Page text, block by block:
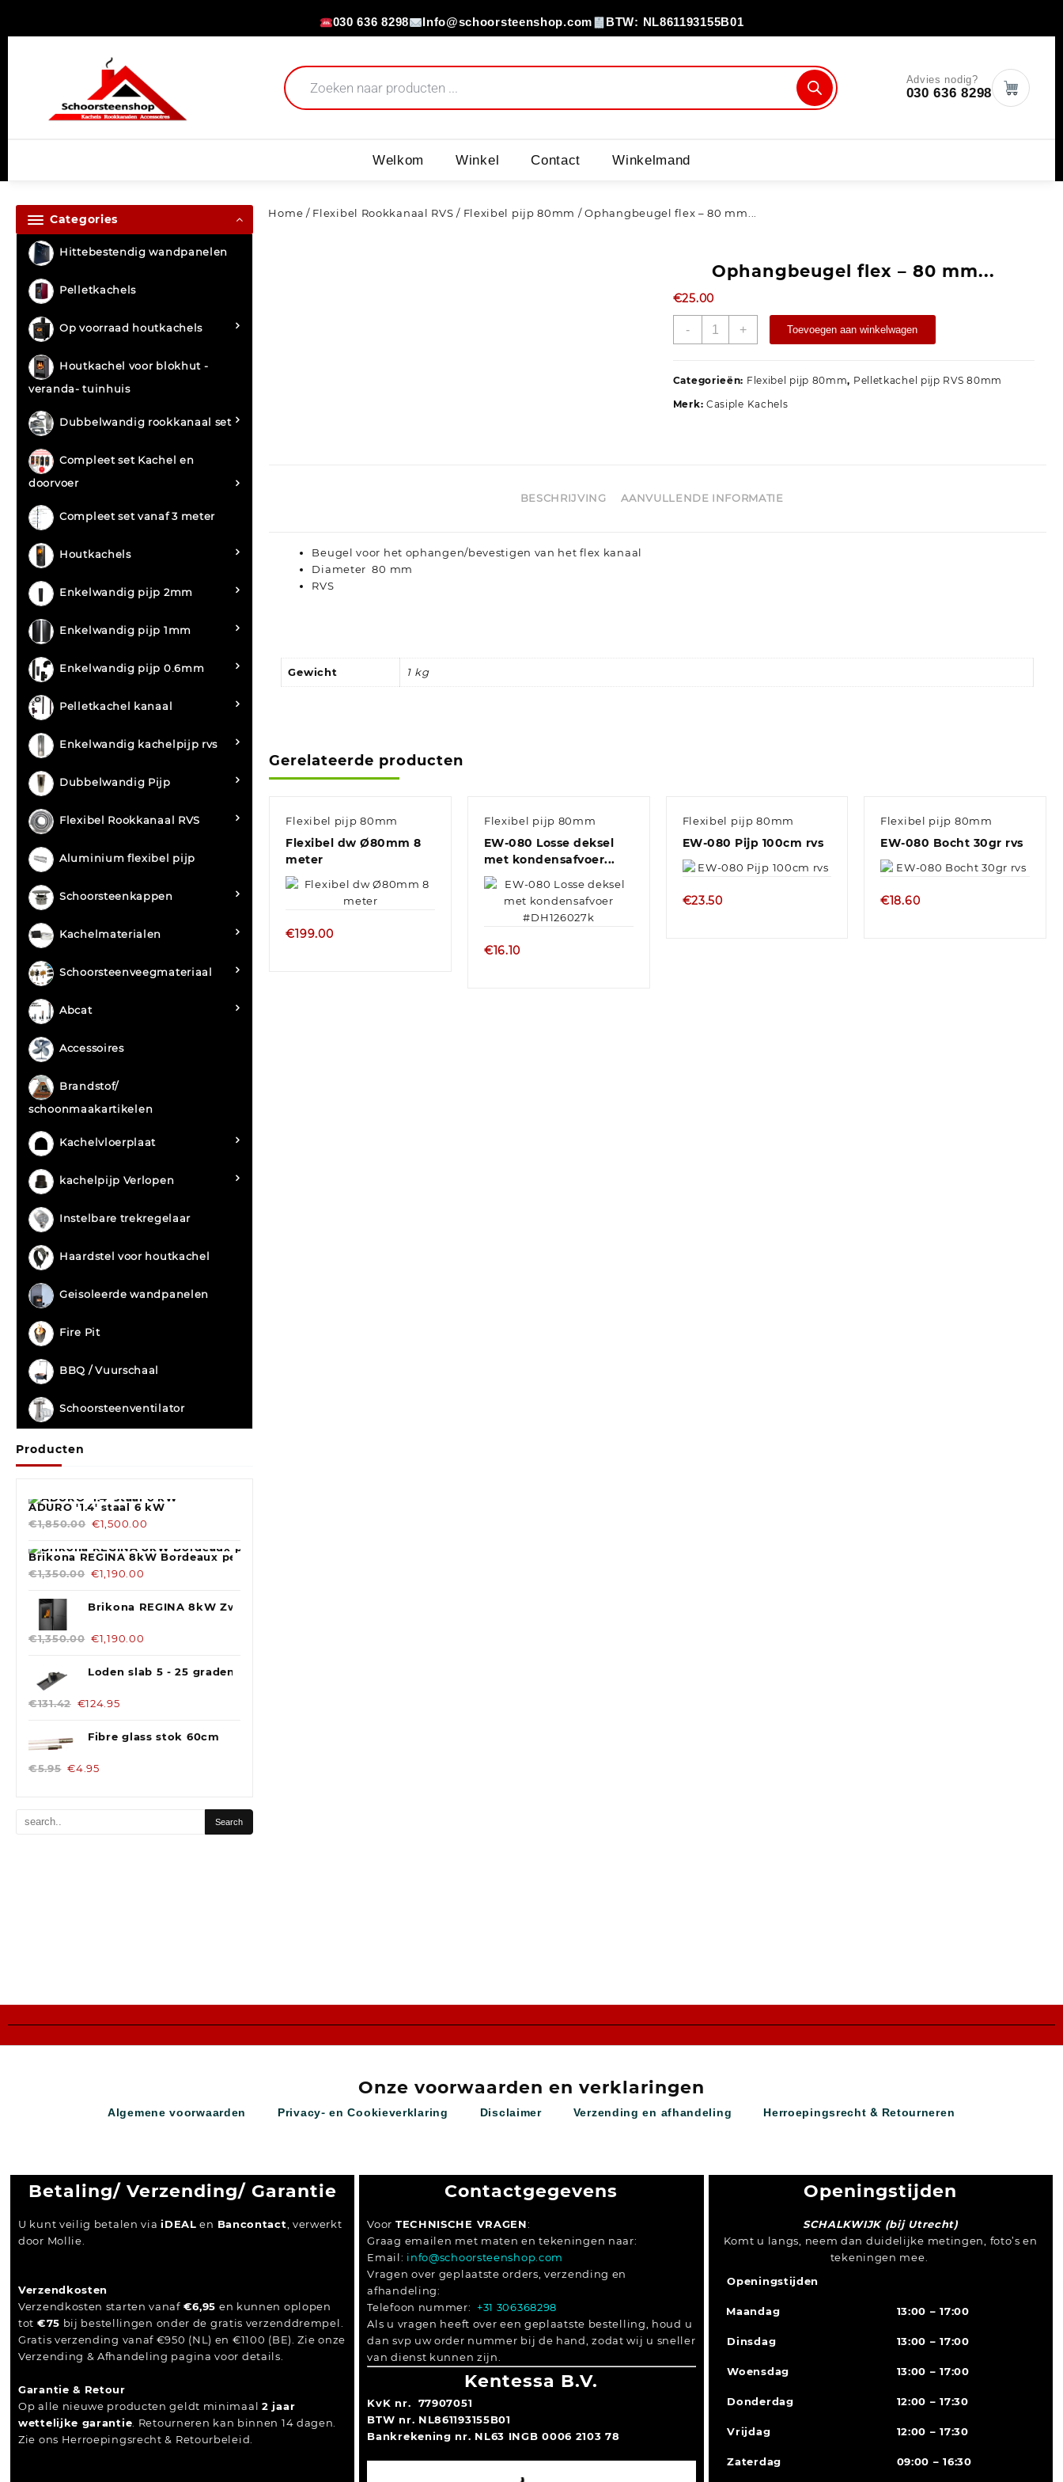
030 636 8298 Info@schoorsteenshop.com BTW: NL861193155B01
Advies nodig?
030 636 8298
Welkom Winkel Contact Winkelmand
Categories
Hittebestendig wandpanelen
Pelletkachels
Op voorraad houtkachels
Houtkachel voor blokhut -
veranda- tuinhuis
Dubbelwandig rookkanaal set
Compleet set Kachel en
doorvoer
Compleet set vanaf 3 meter
Houtkachels
Enkelwandig pijp 2mm
Enkelwandig pijp 1mm
Enkelwandig pijp 0.6mm
Pelletkachel kanaal
Enkelwandig kachelpijp rvs
Dubbelwandig Pijp
Flexibel Rookkanaal RVS
Aluminium flexibel pijp
Schoorsteenkappen
Kachelmaterialen
Schoorsteenveegmateriaal
Abcat
Accessoires
Brandstof/
schoonmaakartikelen
Kachelvloerplaat
kachelpijp Verlopen
Instelbare trekregelaar
Haardstel voor houtkachel
Geisoleerde wandpanelen
Fire Pit
BBQ / Vuurschaal
Schoorsteenventilator
Producten
ADURO '1.4' staal 6 kW
€1,850.00 €1,500.00
Brikona REGINA 8kW Bordeaux pelletkachel
€1,350.00 €1,190.00
Brikona REGINA 8kW Zwart pelletkachel
€1,350.00 €1,190.00
Loden slab 5 - 25 graden 200 mm Blank
€131.42 €124.95
Fibre glass stok 60cm
€5.95 €4.95
Home / Flexibel Rookkanaal RVS / Flexibel pijp 80mm / Ophangbeugel flex – 80 mm...
Ophangbeugel flex – 80 mm...
€25.00
- + Toevoegen aan winkelwagen
Categorieën: Flexibel pijp 80mm, Pelletkachel pijp RVS 80mm
Merk: Casiple Kachels
BESCHRIJVING AANVULLENDE INFORMATIE
Beugel voor het ophangen/bevestigen van het flex kanaal
Diameter 80 mm
RVS
Gewicht 1 kg
Gerelateerde producten
Flexibel pijp 80mm
Flexibel dw Ø80mm 8
meter
€199.00
Flexibel pijp 80mm
EW-080 Losse deksel
met kondensafvoer...
€16.10
Flexibel pijp 80mm
EW-080 Pijp 100cm rvs
€23.50
Flexibel pijp 80mm
EW-080 Bocht 30gr rvs
€18.60
Onze voorwaarden en verklaringen
Algemene voorwaarden Privacy- en Cookieverklaring Disclaimer Verzending en afhandeling Herroepingsrecht & Retourneren
Betaling/ Verzending/ Garantie
U kunt veilig betalen viaiDEAL en Bancontact , verwerkt
door Mollie.
Verzendkosten
Verzendkosten starten vanaf €6,95 en kunnen oplopen
tot €75 bij bestellingen onder de gratis verzenddrempel.
Gratis verzending vanaf €950 (NL) en €1100 (BE). Zie onze
Verzending & Afhandeling pagina voor details.
Garantie & Retour
Op alle nieuwe producten geldt minimaal 2 jaar
wettelijke garantie . Retourneren kan binnen 14 dagen.
Zie ons Herroepingsrecht & Retourbeleid.
Contactgegevens
Voor TECHNISCHE VRAGEN:
Graag emailen met maten en tekeningen naar:
Email: info@schoorsteenshop.com
Vragen over geplaatste orders, verzending en
afhandeling:
Telefoon nummer: +31 306368298
Als u vragen heeft over een geplaatste bestelling, houd u
dan svp uw order nummer bij de hand, zodat wij u sneller
van dienst kunnen zijn.
Kentessa B.V.
KvK nr. 77907051
BTW nr. NL861193155B01
Bankrekening nr. NL63 INGB 0006 2103 78
Openingstijden
SCHALKWIJK (bij Utrecht)
Komt u langs, neem dan duidelijke metingen, foto’s en
tekeningen mee.
Openingstijden
Maandag 13:00 – 17:00
Dinsdag 13:00 – 17:00
Woensdag 13:00 – 17:00
Donderdag 12:00 – 17:30
Vrijdag 12:00 – 17:30
Zaterdag 09:00 – 16:30